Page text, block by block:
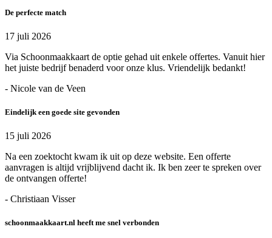
De perfecte match
17 juli 2026
Via Schoonmaakkaart de optie gehad uit enkele offertes. Vanuit hier
het juiste bedrijf benaderd voor onze klus. Vriendelijk bedankt!
- Nicole van de Veen
Eindelijk een goede site gevonden
15 juli 2026
Na een zoektocht kwam ik uit op deze website. Een offerte
aanvragen is altijd vrijblijvend dacht ik. Ik ben zeer te spreken over
de ontvangen offerte!
- Christiaan Visser
schoonmaakkaart.nl heeft me snel verbonden